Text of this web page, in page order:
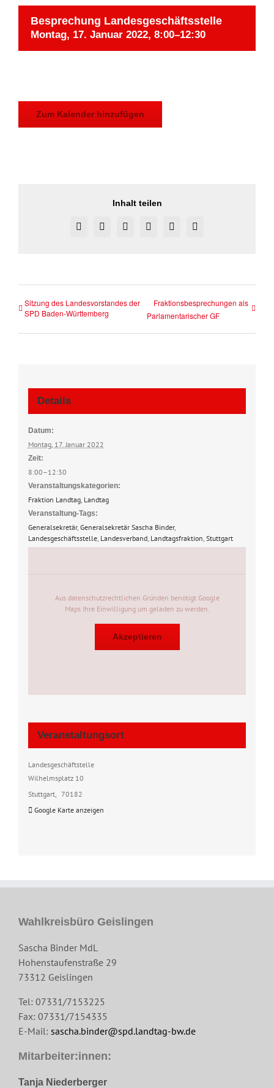
Besprechung Landesgeschäftsstelle
Montag, 17. Januar 2022, 8:00–12:30
Zum Kalender hinzufügen
Inhalt teilen
Facebook
X RedditLinkedInPinterestVk
Sitzung des Landesvorstandes der
SPD Baden-Württemberg
Fraktionsbesprechungen als
Parlamentarischer GF
Details
Datum:
Montag, 17. Januar 2022
Zeit:
8:00–12:30
Veranstaltungskategorien:
Fraktion Landtag, Landtag
Veranstaltung-Tags:
Generalsekretär, Generalsekretär Sascha Binder,
Landesgeschäftsstelle, Landesverband, Landtagsfraktion, Stuttgart
Veranstaltungsort
Landesgeschäftstelle
Wilhelmsplatz 10
Stuttgart, 70182
Google Karte anzeigen
Aus datenschutzrechtlichen Gründen benötigt Google
Maps Ihre Einwilligung um geladen zu werden.
Akzeptieren
Wahlkreisbüro Geislingen
Sascha Binder MdL
Hohenstaufenstraße 29
73312 Geislingen
Tel: 07331/7153225
Fax: 07331/7154335
E-Mail: sascha.binder@spd.landtag-bw.de
Mitarbeiter:innen:
Tanja Niederberger